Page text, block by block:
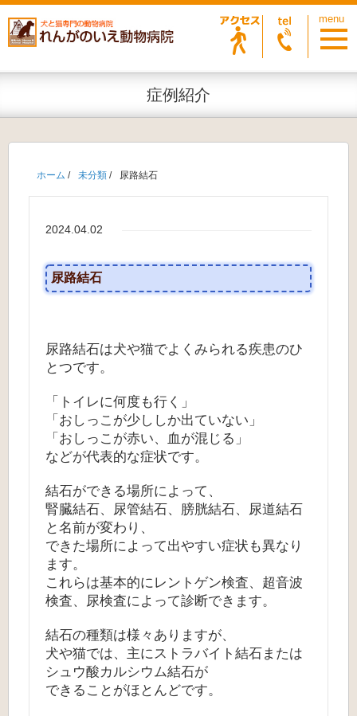
症例紹介
ホーム / 未分類 / 尿路結石
2024.04.02
尿路結石
尿路結石は犬や猫でよくみられる疾患のひ
とつです。
「トイレに何度も行く」
「おしっこが少ししか出ていない」
「おしっこが赤い、血が混じる」
などが代表的な症状です。
結石ができる場所によって、
腎臓結石、尿管結石、膀胱結石、尿道結石
と名前が変わり、
できた場所によって出やすい症状も異なり
ます。
これらは基本的にレントゲン検査、超音波
検査、尿検査によって診断できます。
結石の種類は様々ありますが、
犬や猫では、主にストラバイト結石または
シュウ酸カルシウム結石が
できることがほとんどです。